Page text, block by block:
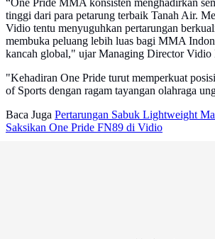
“One Pride MMA konsisten menghadirkan
tinggi dari para petarung terbaik Tanah Air.
Vidio tentu menyuguhkan pertarungan
membuka peluang lebih luas bagi MMA
kancah global," ujar Managing Director Vidio
"Kehadiran One Pride turut memperkuat
of Sports dengan ragam tayangan olahraga
Baca Juga Pertarungan Sabuk Lightweight
Saksikan One Pride FN89 di Vidio